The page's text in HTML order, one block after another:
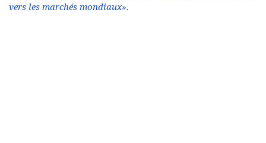
vers les marchés mondiaux».